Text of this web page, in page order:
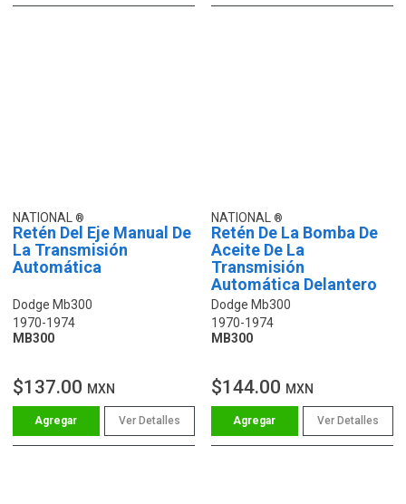
NATIONAL
Retén Del Eje Manual De
La Transmisión
Automática
Dodge Mb300
1970-1974
MB300
$137.00 MXN
Ver Detalles
NATIONAL
Retén De La Bomba De
Aceite De La
Transmisión
Automática Delantero
Dodge Mb300
1970-1974
MB300
$144.00 MXN
Ver Detalles